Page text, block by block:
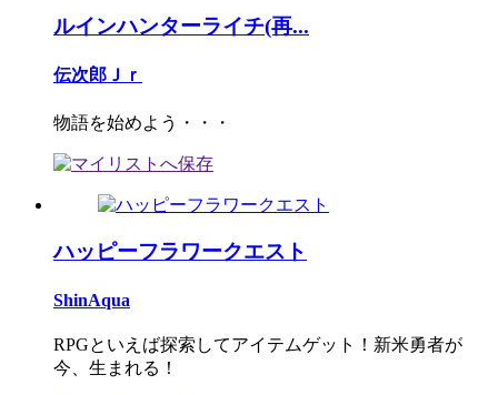
ルインハンターライチ(再...
伝次郎Ｊｒ
物語を始めよう・・・
ハッピーフラワークエスト
ShinAqua
RPGといえば探索してアイテムゲット！新米勇者が
今、生まれる！